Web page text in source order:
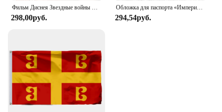
298,00руб.
Обложка для паспорта «Империя Галактика»
294,54руб.